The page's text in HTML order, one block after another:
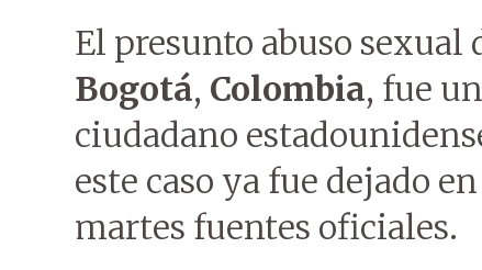
El presunto abuso
Bogotá, Colombia, fue
ciudadano
este caso ya fue dejado
martes fuentes oficiales.